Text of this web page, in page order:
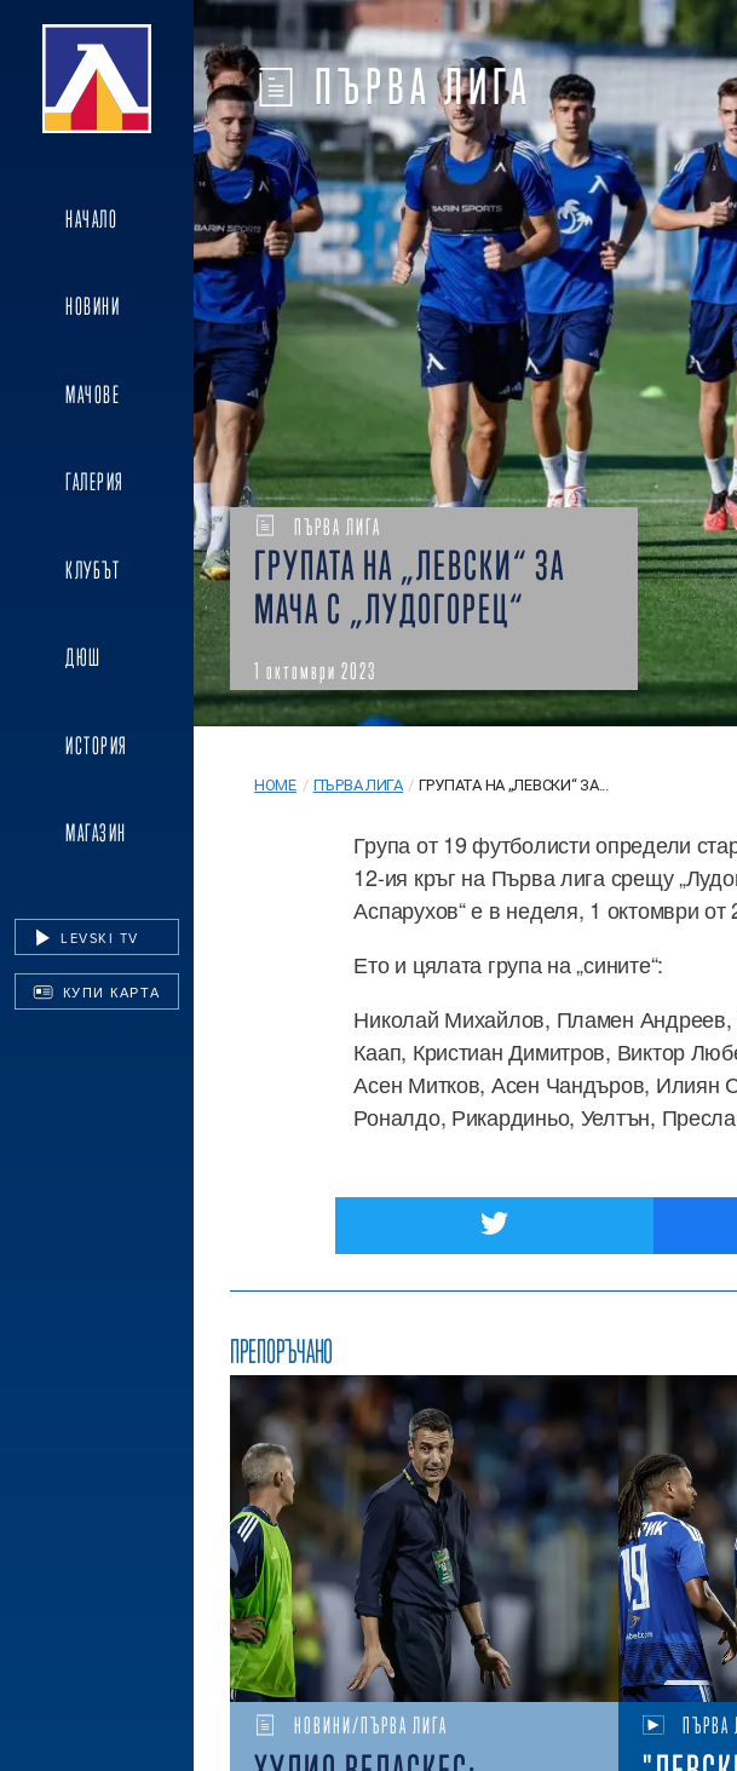
НАЧАЛО
НОВИНИ
МАЧОВЕ
ГАЛЕРИЯ
КЛУБЪТ
ДЮШ
ИСТОРИЯ
МАГАЗИН
LEVSKI TV
КУПИ КАРТА
ПЪРВА ЛИГА
ПЪРВА ЛИГА
ГРУПАТА НА „ЛЕВСКИ“ ЗА
МАЧА С „ЛУДОГОРЕЦ“
1 октомври 2023
HOME / ПЪРВА ЛИГА / ГРУПАТА НА „ЛЕВСКИ“ ЗА...
Група от 19 футболисти определи
12-ия кръг на Първа лига срещу
Аспарухов“ е в неделя, 1 октомври от
Ето и цялата група на „сините“:
Николай Михайлов, Пламен
Каап, Кристиан Димитров, Виктор
Асен Митков, Асен Чандъров,
Роналдо, Рикардиньо, Уелтън,
ПРЕПОРЪЧАНО
НОВИНИ/ПЪРВА ЛИГА ПЪРВА